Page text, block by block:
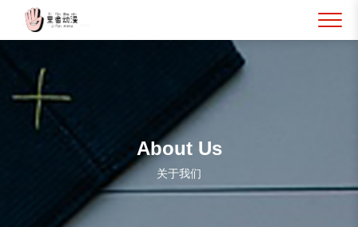
About Us
关于我们